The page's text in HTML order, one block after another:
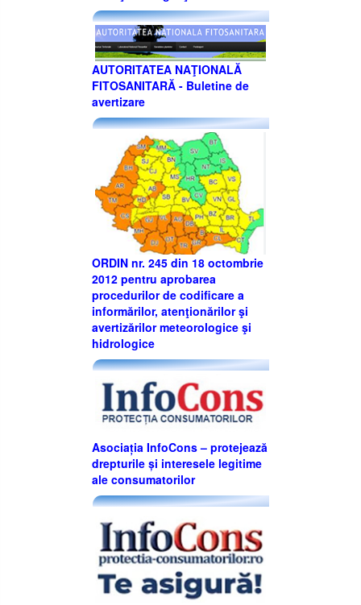
AUTORITATEA NAŢIONALĂ
FITOSANITARĂ - Buletine de
avertizare
ORDIN nr. 245 din 18 octombrie
2012 pentru aprobarea
procedurilor de codificare a
informărilor, atenţionărilor şi
avertizărilor meteorologice şi
hidrologice
Asociația InfoCons – protejează
drepturile și interesele legitime
ale consumatorilor